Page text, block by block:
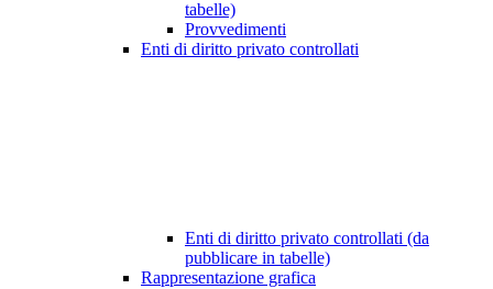
tabelle)
Provvedimenti
Enti di diritto privato controllati
Enti di diritto privato controllati (da
pubblicare in tabelle)
Rappresentazione grafica